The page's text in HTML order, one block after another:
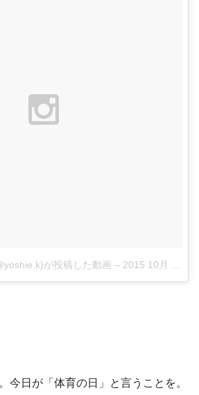
が投稿した動画 – 2015 10月 12 3:11午前 PDT
今日が「体育の日」と言うことを。